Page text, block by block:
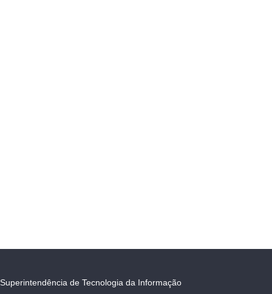
Superintendência de Tecnologia da Informação